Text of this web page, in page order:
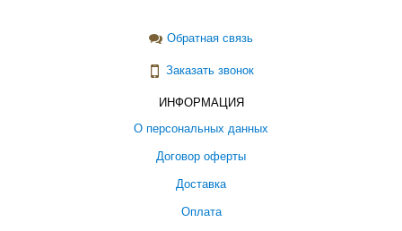
Обратная связь
Заказать звонок
ИНФОРМАЦИЯ
О персональных данных
Договор оферты
Доставка
Оплата